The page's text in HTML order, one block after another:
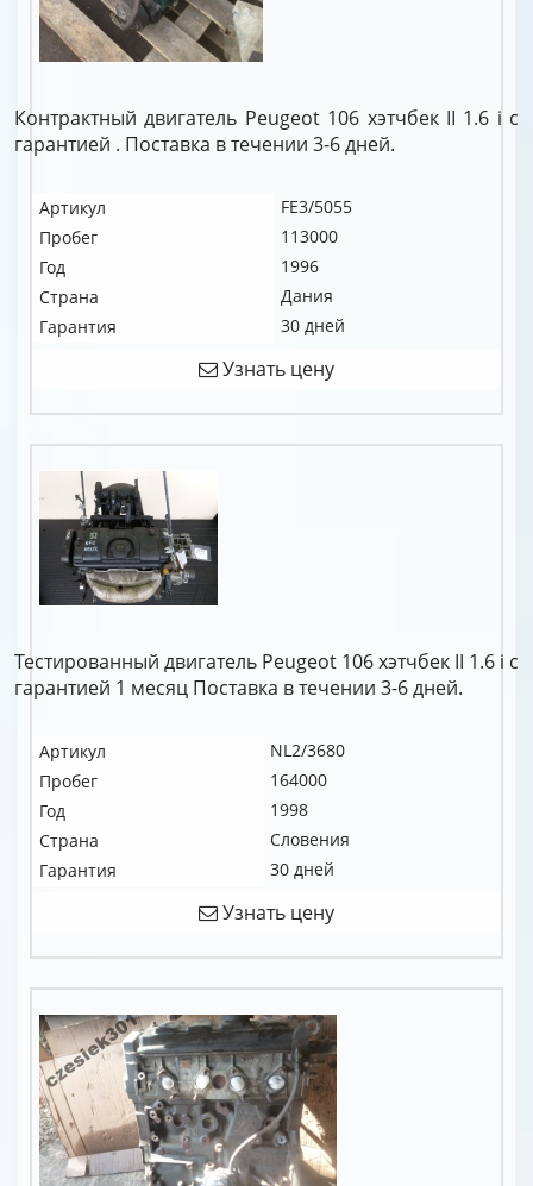
Контрактный двигатель Peugeot 106 хэтчбек II 1.6 i c
гарантией . Поставка в течении 3-6 дней.
Артикул
FE3/5055
Пробег
113000
Год
1996
Страна
Дания
Гарантия
30 дней
Узнать цену
Тестированный двигатель Peugeot 106 хэтчбек II 1.6 i c
гарантией 1 месяц Поставка в течении 3-6 дней.
Артикул
NL2/3680
Пробег
164000
Год
1998
Страна
Словения
Гарантия
30 дней
Узнать цену